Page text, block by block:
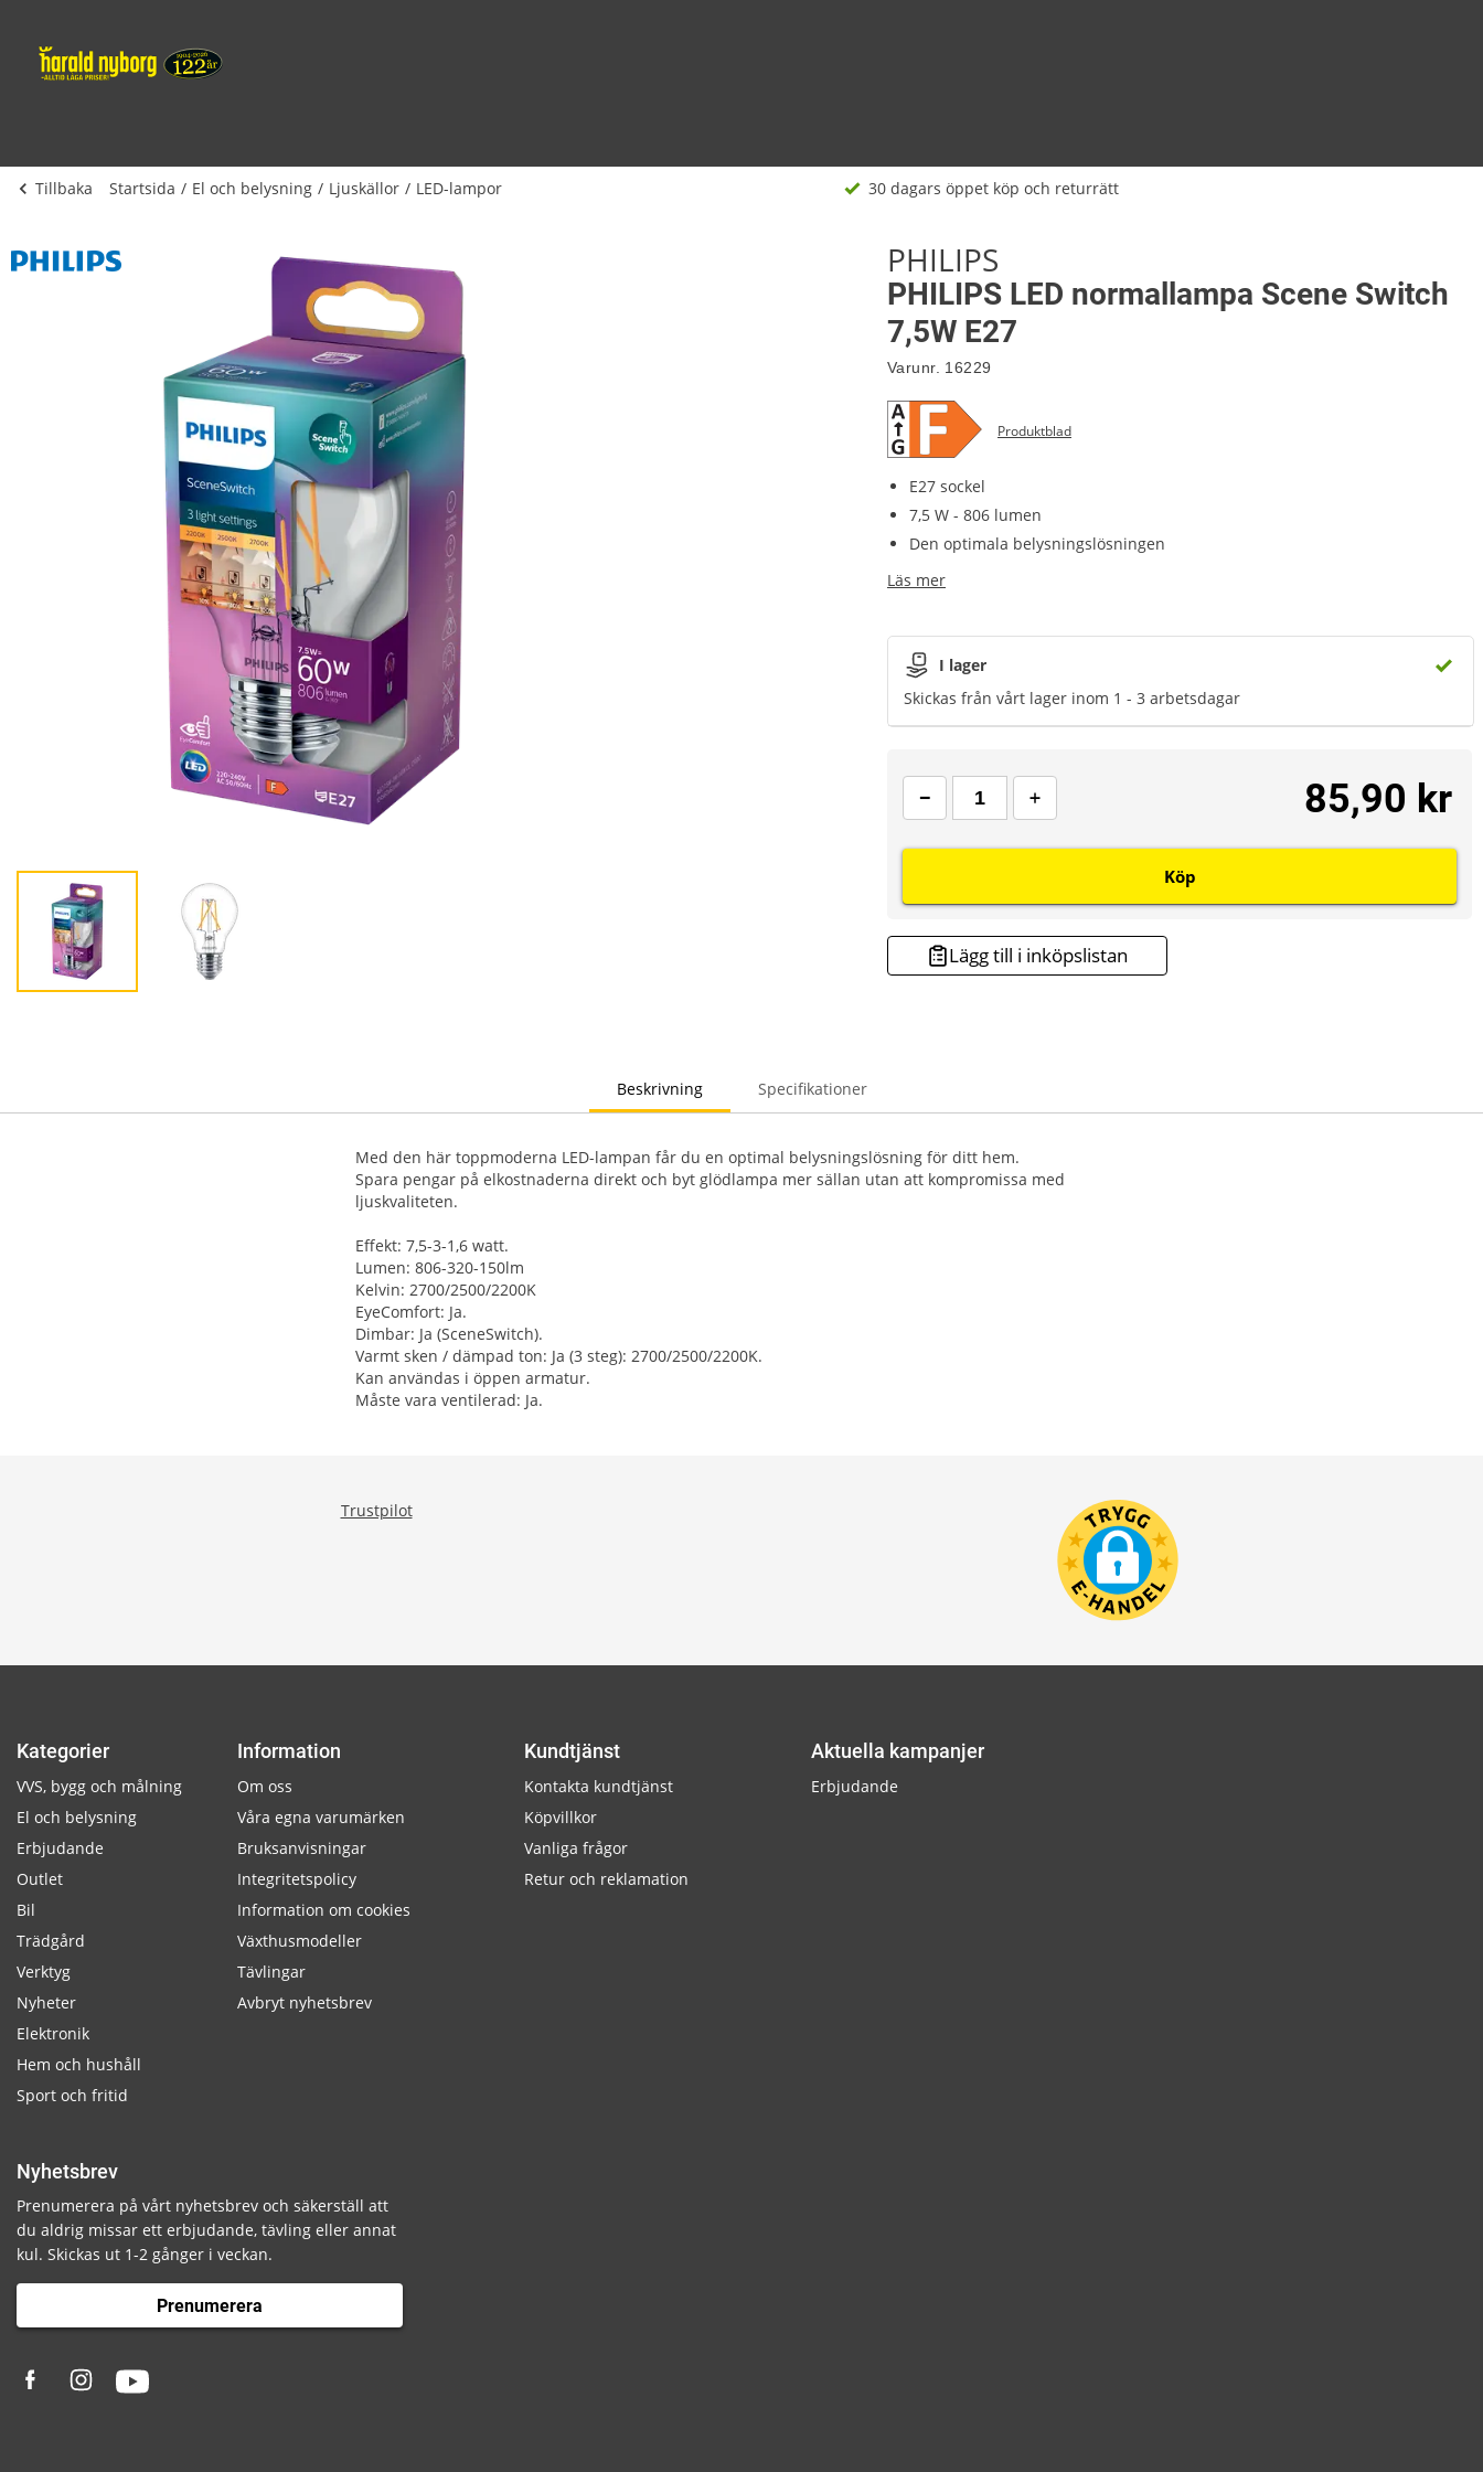
Tillbaka Startsida El och belysning Ljuskällor LED-lampor 30 dagars öppet köp och returrätt
PHILIPS
PHILIPS LED normallampa Scene Switch
7,5W E27
Varunr. 16229
Produktblad
E27 sockel
7,5 W - 806 lumen
Den optimala belysningslösningen
Läs mer
I lager
Skickas från vårt lager inom 1 - 3 arbetsdagar
85,90 kr
Köp
Lägg till i inköpslistan
Beskrivning Specifikationer
Med den här toppmoderna LED-lampan får du en optimal belysningslösning för ditt hem.
Spara pengar på elkostnaderna direkt och byt glödlampa mer sällan utan att kompromissa med
ljuskvaliteten.
Effekt: 7,5-3-1,6 watt.
Lumen: 806-320-150lm
Kelvin: 2700/2500/2200K
EyeComfort: Ja.
Dimbar: Ja (SceneSwitch).
Varmt sken / dämpad ton: Ja (3 steg): 2700/2500/2200K.
Kan användas i öppen armatur.
Måste vara ventilerad: Ja.
Trustpilot
Kategorier
VVS, bygg och målning
El och belysning
Erbjudande
Outlet
Bil
Trädgård
Verktyg
Nyheter
Elektronik
Hem och hushåll
Sport och fritid
Information
Om oss
Våra egna varumärken
Bruksanvisningar
Integritetspolicy
Information om cookies
Växthusmodeller
Tävlingar
Avbryt nyhetsbrev
Kundtjänst
Kontakta kundtjänst
Köpvillkor
Vanliga frågor
Retur och reklamation
Aktuella kampanjer
Erbjudande
Nyhetsbrev
Prenumerera på vårt nyhetsbrev och säkerställ att
du aldrig missar ett erbjudande, tävling eller annat
kul. Skickas ut 1-2 gånger i veckan.
Prenumerera